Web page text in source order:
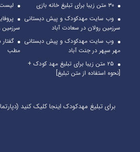
۳۰ متن زیبا برای تبلیغ خانه بازی
وب سایت مهدکودک و پیش دبستانی
سرزمین رولان در سعادت آباد
سرزمین
وب سایت مهدکودک و پیش دبستانی
مهر سپهر در جنت آباد
مطب
۲۵ متن زیبا برای تبلیغ مهد کودک +
[نحوه استفاده از متن تبلیغ]
برای تبلیغ مهدکودک اینجا کلیک کنید